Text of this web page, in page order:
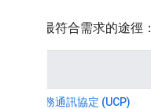
請選取最符合需求的途徑：
通用商務通訊協定 (UCP)